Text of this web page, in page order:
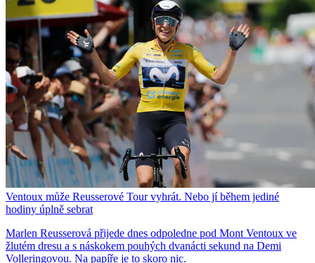
Ventoux může Reusserové Tour vyhrát. Nebo jí během jediné
hodiny úplně sebrat
Marlen Reusserová přijede dnes odpoledne pod Mont Ventoux ve
žlutém dresu a s náskokem pouhých dvanácti sekund na Demi
Volleringovou. Na papíře je to skoro nic.